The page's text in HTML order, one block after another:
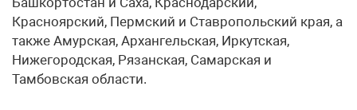
Красноярский, Пермский и Ставропольский края, а
также Амурская, Архангельская, Иркутская,
Нижегородская, Рязанская, Самарская и
Тамбовская области.